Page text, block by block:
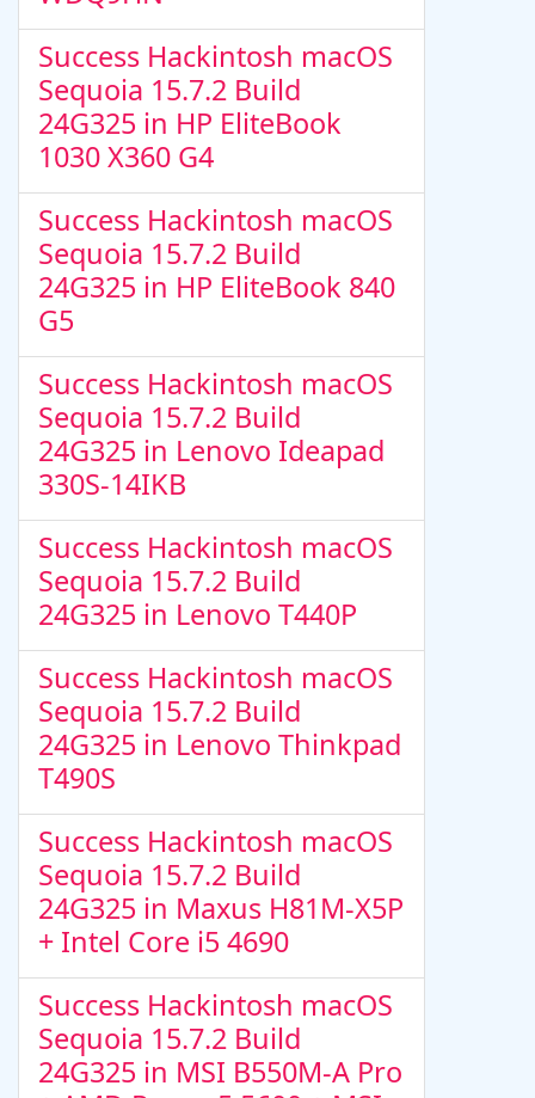
Success Hackintosh macOS
Sequoia 15.7.2 Build
24G325 in HP EliteBook
1030 X360 G4
Success Hackintosh macOS
Sequoia 15.7.2 Build
24G325 in HP EliteBook 840
G5
Success Hackintosh macOS
Sequoia 15.7.2 Build
24G325 in Lenovo Ideapad
330S-14IKB
Success Hackintosh macOS
Sequoia 15.7.2 Build
24G325 in Lenovo T440P
Success Hackintosh macOS
Sequoia 15.7.2 Build
24G325 in Lenovo Thinkpad
T490S
Success Hackintosh macOS
Sequoia 15.7.2 Build
24G325 in Maxus H81M-X5P
+ Intel Core i5 4690
Success Hackintosh macOS
Sequoia 15.7.2 Build
24G325 in MSI B550M-A Pro